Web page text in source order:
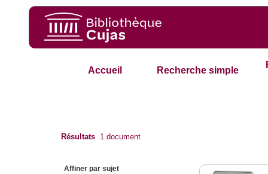
Accueil Recherche simple
Résultats 1 document
Affiner par sujet